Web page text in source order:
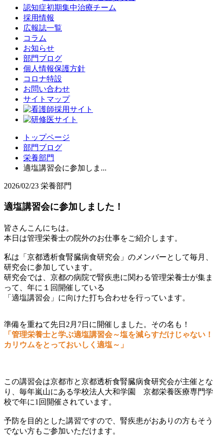
認知症初期集中治療チーム
採用情報
広報誌一覧
コラム
お知らせ
部門ブログ
個人情報保護方針
コロナ特設
お問い合わせ
サイトマップ
トップページ
部門ブログ
栄養部門
適塩講習会に参加しま...
2026/02/23 栄養部門
適塩講習会に参加しました！
皆さんこんにちは。
本日は管理栄養士の院外のお仕事をご紹介します。
私は「京都透析食腎臓病食研究会」のメンバーとして毎月、
研究会に参加しています。
研究会では、京都の病院で腎疾患に関わる管理栄養士が集ま
って、年に１回開催している
「適塩講習会」に向けた打ち合わせを行っています。
準備を重ねて先日2 月 7日に開催しました。その名も！
「管理栄養士と学ぶ適塩講習会～塩を減らすだけじゃない！
カリウムをとっておいしく適塩～」
この講習会は京都市と京都透析食腎臓病食研究会が主催とな
り、毎年嵐山にある学校法人大和学園 京都栄養医療専門学
校で年に1 回開催されています。
予防を目的とした講習ですので、腎疾患がおありの方もそう
でない方もご参加いただけます。